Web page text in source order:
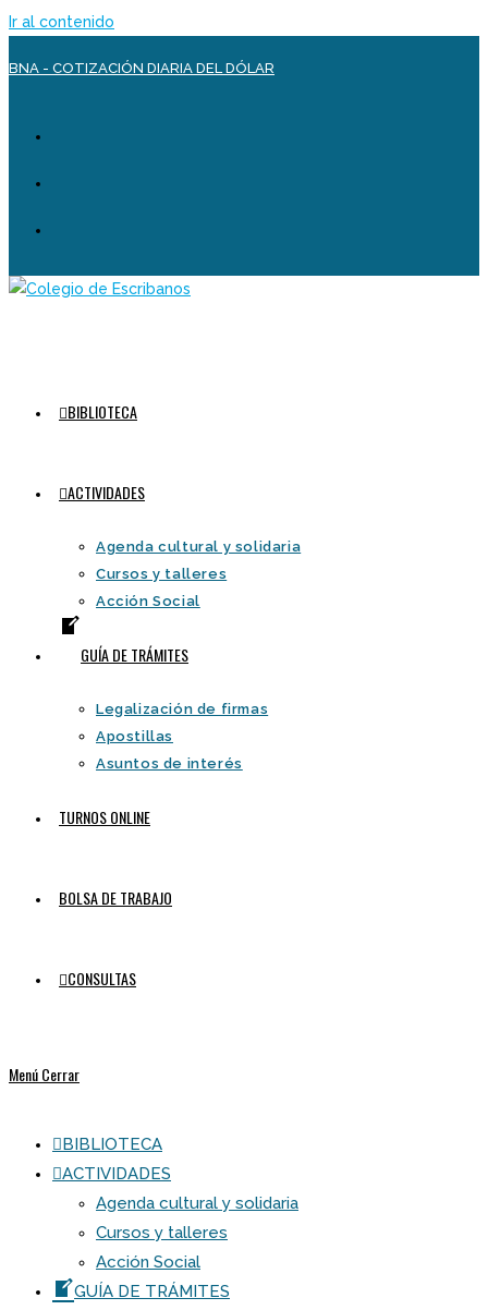
Ir al contenido
BNA - COTIZACIÓN DIARIA DEL DÓLAR
BIBLIOTECA
ACTIVIDADES
Agenda cultural y solidaria
Cursos y talleres
Acción Social
GUÍA DE TRÁMITES
Legalización de firmas
Apostillas
Asuntos de interés
TURNOS ONLINE
BOLSA DE TRABAJO
CONSULTAS
MenúCerrar
BIBLIOTECA
ACTIVIDADES
Agenda cultural y solidaria
Cursos y talleres
Acción Social
GUÍA DE TRÁMITES